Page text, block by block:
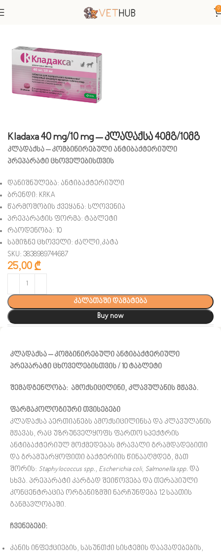
0
Kladaxa 40 mg/10 mg – კლადაქსა 40მგ/10მგ
კლადაქსა – კომბინირებული ანტიბაქტერიული
პრეპარატი ცხოველებისთვის
დანიშნულება: ანტიბაქტერიული
ბრენდი: KRKA
წარმოშობის ქვეყანა: სლოვენია
პრეპარატის ფორმა: ტაბლეტი
რაოდენობა: 10
სამიზნე ცხოველი: ძაღლი,კატა
SKU: 3838989744687
25,00 ₾
კალათაში დამატება
Buy now
კლადაქსა – კომბინირებული ანტიბაქტერიული
პრეპარატი ცხოველებისთვის / 10 ტაბლეტი
შემადგენლობა: ამოქსიცილინი, კლავულანის მჟავა.
ფარმაკოლოგიური თვისებები
კლადაქსა აერთიანებს ამოქსიცილინსა და კლავულანის
მჟავას, რაც უზრუნველყოფს ფართო სპექტრის
ანტიბაქტერიულ მოქმედებას მრავალი გრამდადებითი
და გრამუარყოფითი ბაქტერიის წინააღმდეგ, მათ
შორის: Staphylococcus spp., Escherichia coli, Salmonella spp. და
სხვა. პრეპარატი კარგად შეიწოვება და თერაპიული
კონცენტრაცია ორგანიზმში ნარჩუნდება 12 საათის
განმავლობაში.
ჩვენებები:
კანის ინფექციების, სასუნთქი სისტემის დაავადებების,